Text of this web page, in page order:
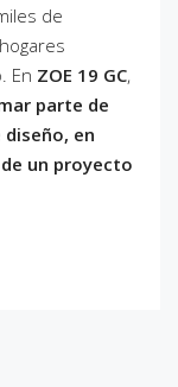
de
En ZOE 19 GC,
parte de
en
un proyecto